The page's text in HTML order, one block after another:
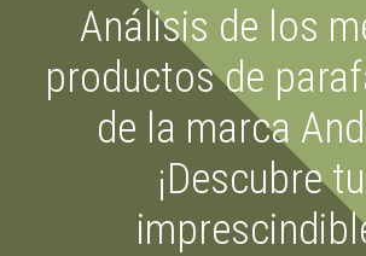
Análisis de los
productos de
de la marca
¡Descubre